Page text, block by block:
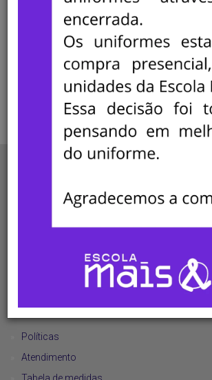
FILTRAR OPÇÕES
Ordenação
Nenhum registro encontrado
Minha Conta
Lista de Desejos
Políticas
Atendimento
Tabela de medidas